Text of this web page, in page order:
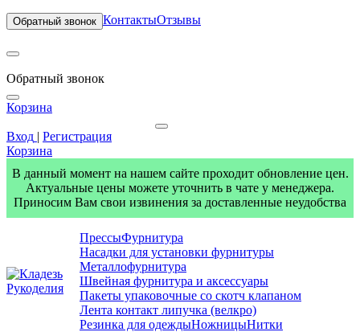
Обратный звонок КонтактыОтзывы
Обратный звонок
Корзина
Вход | Регистрация
Корзина
В данный момент на нашем сайте проходит обновление цен.
Актуальные цены можете уточнить в чате у менеджера.
Приносим Вам свои извинения за доставленные неудобства
ПрессыФурнитура
Насадки для установки фурнитуры
Металлофурнитура
Швейная фурнитура и аксессуары
Пакеты упаковочные со скотч клапаном
Лента контакт липучка (велкро)
Резинка для одеждыНожницыНитки